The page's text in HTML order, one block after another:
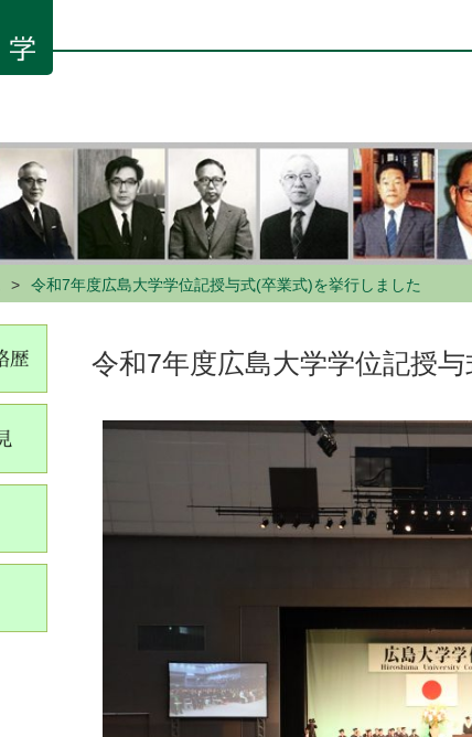
令和7年度広島大学学位記授与式(卒業式)を挙行しました
令和7年度広島大学学位記授